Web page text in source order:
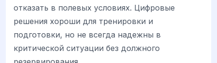
отказать в полевых условиях. Цифровые
решения хороши для тренировки и
подготовки, но не всегда надежны в
критической ситуации без должного